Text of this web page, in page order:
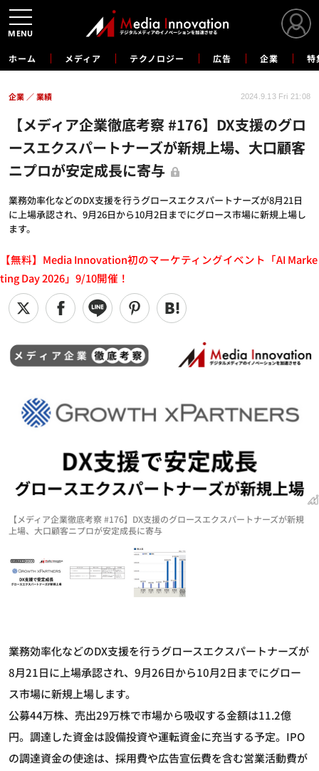
ホーム メディア テクノロジー 広告 企業 特
【メディア企業徹底考察 #176】DX支援のグロ
ースエクスパートナーズが新規上場、大口顧客
ニプロが安定成長に寄与
業務効率化などのDX支援を行うグロースエクスパートナーズが8月21日
に上場承認され、9月26日から10月2日までにグロース市場に新規上場し
ます。
企業 業績 2024.9.13 Fri 21:08
【無料】Media Innovation初のマーケティングイベント「AI Marke
ting Day 2026」9/10開催！
【メディア企業徹底考察 #176】DX支援のグロースエクスパートナーズが新規
上場、大口顧客ニプロが安定成長に寄与
業務効率化などのDX支援を行うグロースエクスパートナーズが
8月21日に上場承認され、9月26日から10月2日までにグロー
ス市場に新規上場します。
公募44万株、売出29万株で市場から吸収する金額は11.2億
円。調達した資金は設備投資や運転資金に充当する予定。IPO
の調達資金の使途は、採用費や広告宣伝費を含む営業活動費が
MENU